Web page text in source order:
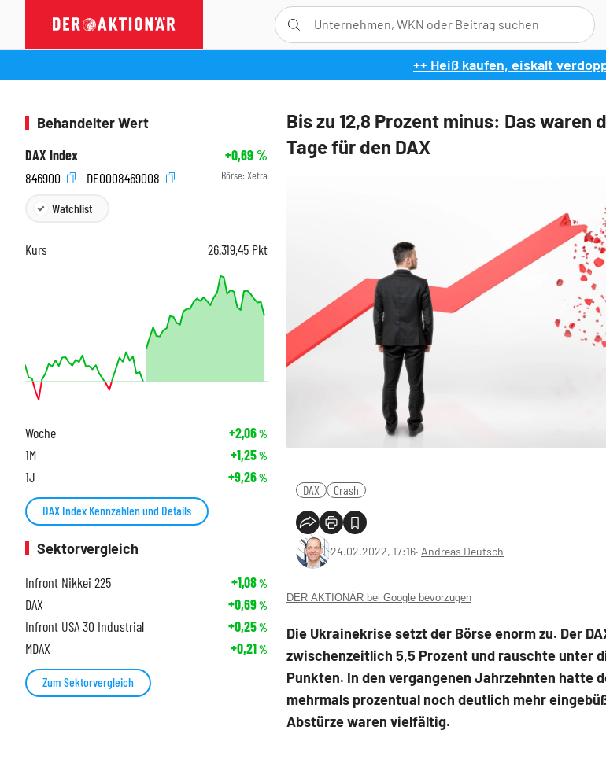
++ Heiß kaufen, eiskalt
Bis zu 12,8 Prozent minus: Das waren
Tage für den DAX
DAX Crash
24.02.2022, 17:16‧ Andreas Deutsch
DER AKTIONÄR bei Google bevorzugen
Die Ukrainekrise setzt der Börse enorm zu. Der
zwischenzeitlich 5,5 Prozent und rauschte unter
Punkten. In den vergangenen Jahrzehnten hatte
mehrmals prozentual noch deutlich mehr
Abstürze waren vielfältig.
Behandelter Wert
DAX Index
+0,69%
846900
DE0008469008 Börse: Xetra
Watchlist
Kurs 26.319,45 Pkt
Woche +2,06%
1M +1,25%
1J +9,26%
DAX Index Kennzahlen und Details
Sektorvergleich
Infront Nikkei 225
+1,08%
DAX +0,69%
Infront USA 30 Industrial +0,25%
MDAX +0,21%
Zum Sektorvergleich